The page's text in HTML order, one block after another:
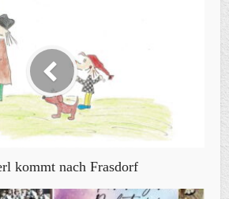
kommt nach Frasdorf